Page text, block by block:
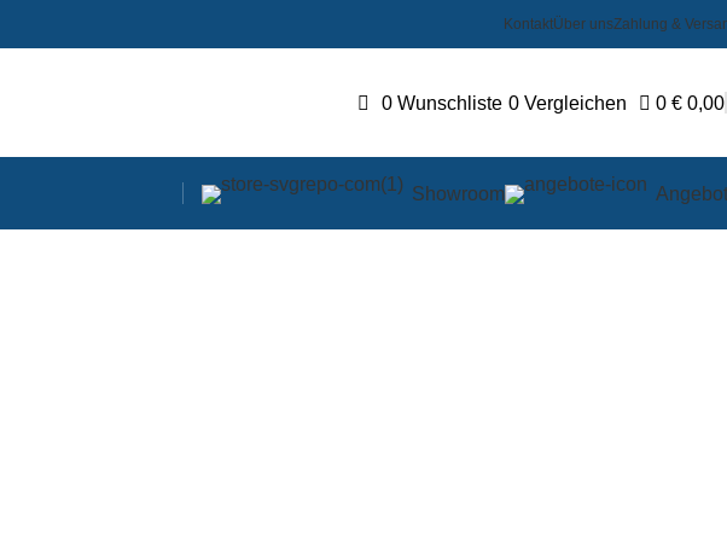
KontaktÜber unsZahlung &
0 Wunschliste 0 Vergleichen 0 € 0,00
Showroom